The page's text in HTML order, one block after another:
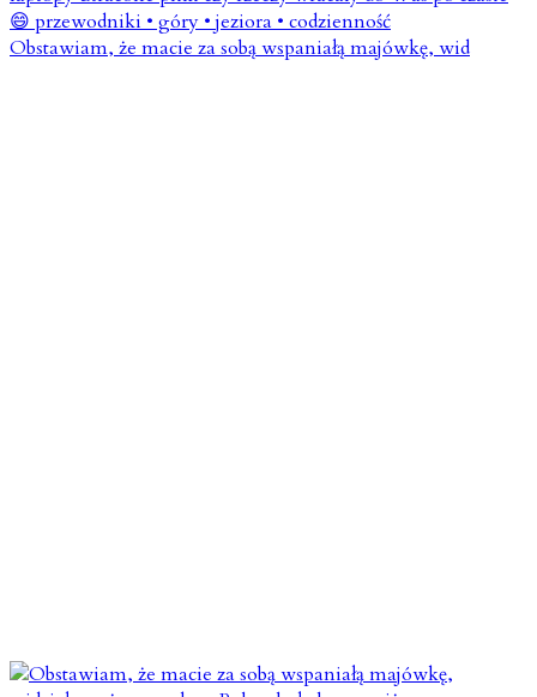
Obstawiam, że macie za sobą wspaniałą majówkę, wid